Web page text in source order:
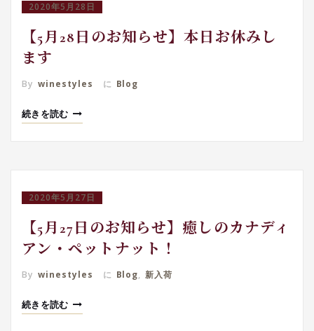
2020年5月28日
【5月28日のお知らせ】本日お休みし
ます
By winestyles に Blog
続きを読む
2020年5月27日
【5月27日のお知らせ】癒しのカナディ
アン・ペットナット！
By winestyles に Blog, 新入荷
続きを読む